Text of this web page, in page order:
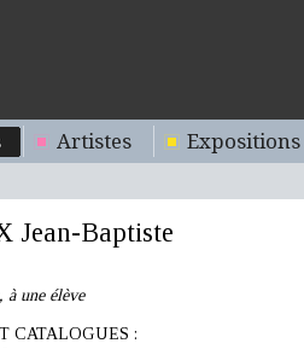
Artistes Expositions
Jean-Baptiste
à une élève
CATALOGUES :